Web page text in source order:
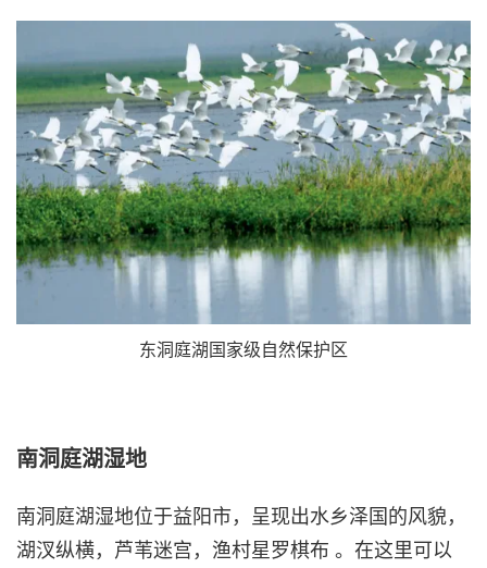
东洞庭湖国家级自然保护区
南洞庭湖湿地
南洞庭湖湿地位于益阳市，呈现出水乡泽国的风貌，
湖汊纵横，芦苇迷宫，渔村星罗棋布 。在这里可以